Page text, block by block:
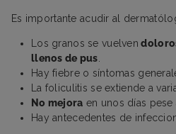
Es importante acudir al
Los granos se vuelven
llenos de pus.
Hay fiebre o síntomas
La foliculitis se extiende a
No mejora en unos días
Hay antecedentes de